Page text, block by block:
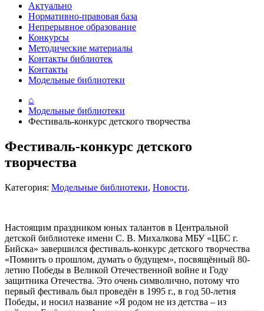
Актуально
Нормативно-правовая база
Непрерывное образование
Конкурсы
Методические материалы
Контакты библиотек
Контакты
Модельные библиотеки
⌂
Модельные библиотеки
Фестиваль-конкурс детского творчества
Фестиваль-конкурс детского
творчества
Категория: Модельные библиотеки, Новости.
Настоящим праздником юных талантов в Центральной
детской библиотеке имени С. В. Михалкова МБУ «ЦБС г.
Бийска» завершился фестиваль-конкурс детского творчества
«Помнить о прошлом, думать о будущем», посвящённый 80-
летию Победы в Великой Отечественной войне и Году
защитника Отечества. Это очень символично, потому что
первый фестиваль был проведён в 1995 г., в год 50-летия
Победы, и носил название «Я родом не из детства – из